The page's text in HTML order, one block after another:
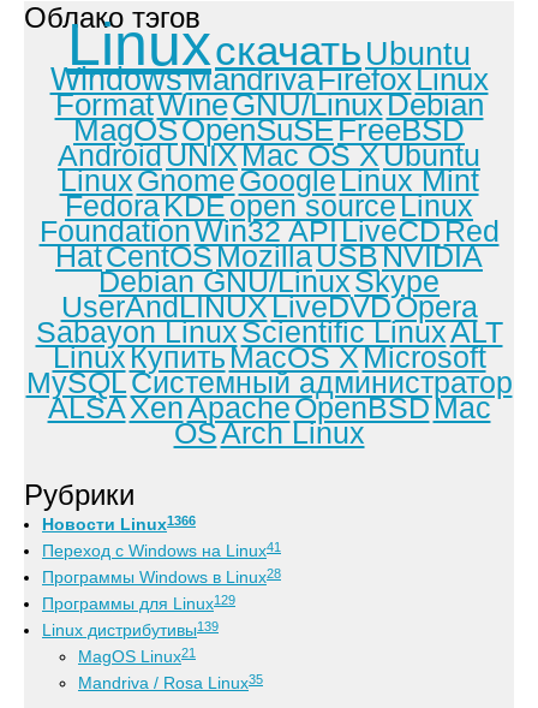
Облако тэгов
Linuxскачать Ubuntu
WindowsMandrivaFirefoxLinux
FormatWineGNU/LinuxDebian
MagOSOpenSuSEFreeBSD
AndroidUNIXMac OS XUbuntu
LinuxGnomeGoogleLinux Mint
FedoraKDEopen sourceLinux
FoundationWin32 APILiveCDRed
HatCentOSMozillaUSBNVIDIA
Debian GNU/LinuxSkype
UserAndLINUXLiveDVDOpera
Sabayon LinuxScientific LinuxALT
LinuxКупитьMacOS XMicrosoft
MySQLСистемный администратор
ALSAXenApacheOpenBSDMac
OSArch Linux
Рубрики
Новости Linux1366
Переход с Windows на Linux41
Программы Windows в Linux28
Программы для Linux129
Linux дистрибутивы139
MagOS Linux21
Mandriva / Rosa Linux35